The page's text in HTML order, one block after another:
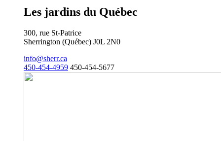
Les jardins du Québec
300, rue St-Patrice
Sherrington (Québec) J0L 2N0
info@sherr.ca
450-454-4959 450-454-5677